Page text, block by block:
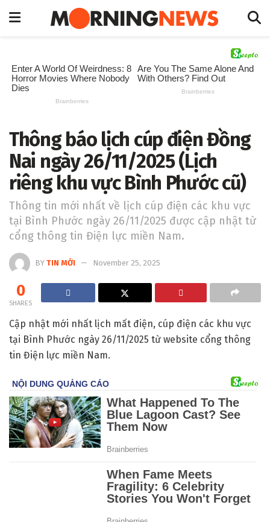
Thông báo lịch cúp điện Đồng
Nai ngày 26/11/2025 (Lịch
riêng khu vực Bình Phước cũ)
Thông tin mới nhất về lịch cúp điện các khu vực
tại Bình Phước ngày 26/11/2025 được cập nhật từ
cổng thông tin Điện lực miền Nam.
BY TIN MỚI November 25, 2025
0
SHARES
Cập nhật mới nhất lịch mất điện, cúp điện các khu vực
tại Bình Phước ngày 26/11/2025 từ website cổng thông
tin Điện lực miền Nam.